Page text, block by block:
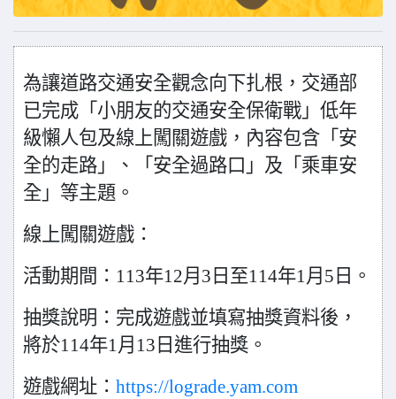
為讓道路交通安全觀念向下扎根，交通部
已完成「小朋友的交通安全保衛戰」低年
級懶人包及線上闖關遊戲，內容包含「安
全的走路」、「安全過路口」及「乘車安
全」等主題。
線上闖關遊戲：
活動期間：113年12月3日至114年1月5日。
抽獎說明：完成遊戲並填寫抽獎資料後，
將於114年1月13日進行抽獎。
遊戲網址： https://lograde.yam.com